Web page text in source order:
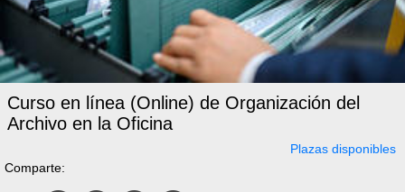
Curso en línea (Online) de Organización del
Archivo en la Oficina
Plazas disponibles
Comparte: